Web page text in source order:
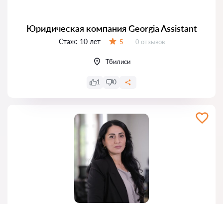
Юридическая компания Georgia Assistant
Стаж: 10 лет 5 Отзывов:
0 отзывов
Тбилиси
1 0